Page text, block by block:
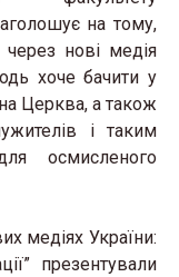
на тому,
нові медія
хоче бачити у
Церква, а також
і таким
осмисленого
медіях України:
презентували